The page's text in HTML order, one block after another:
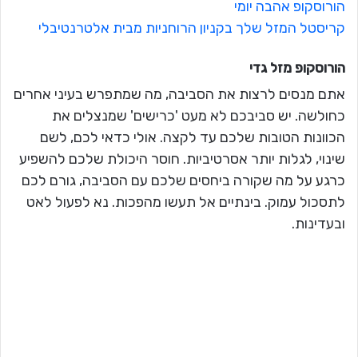
הורוסקופ אהבה יומי
קריסטל המזל שלך בקניון הרוחניות מבית אלטרנטיבלי
הורוסקופ מזל גדי
אתם מנסים לרצות את הסביבה, מה שמתפרש בעיני אחרים
כחולשה. יש סביבכם לא מעט 'כרישים' שמנצלים את
הכוונות הטובות שלכם עד לקצה. אולי כדאי לכם, לשם
שינוי, לגלות יותר אסרטיביות. חוסר היכולת שלכם להשפיע
כרגע על מה שקורה ביחסים שלכם עם הסביבה, גורם לכם
לתסכול עמוק. בינתיים אל תעשו מהפכות. נא לפעול לאט
ובעדינות.